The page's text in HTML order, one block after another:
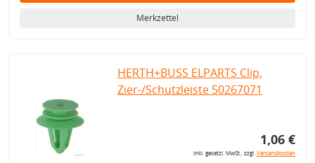
Merkzettel
HERTH+BUSS ELPARTS Clip,
Zier-/Schutzleiste 50267071
1,06 €
inkl. gesetzl. MwSt., zzgl.Versandkosten